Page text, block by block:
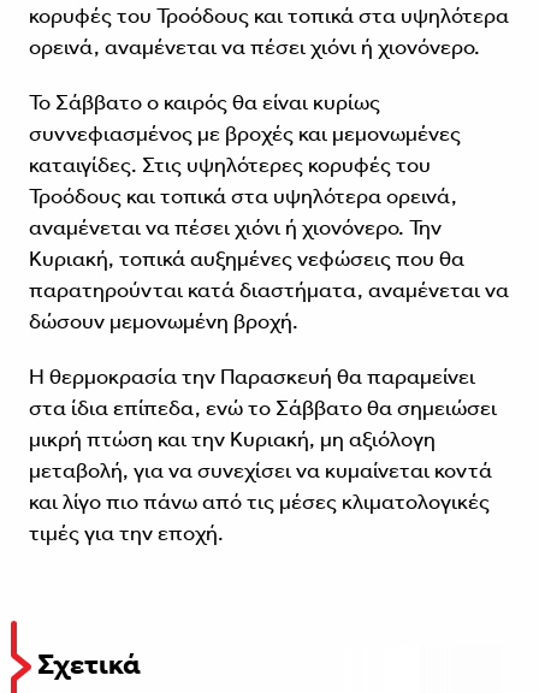
κορυφές του Τροόδους και τοπικά στα υψηλότερα
ορεινά, αναμένεται να πέσει χιόνι ή χιονόνερο.
Το Σάββατο ο καιρός θα είναι κυρίως
συννεφιασμένος με βροχές και μεμονωμένες
καταιγίδες. Στις υψηλότερες κορυφές του
Τροόδους και τοπικά στα υψηλότερα ορεινά,
αναμένεται να πέσει χιόνι ή χιονόνερο. Την
Κυριακή, τοπικά αυξημένες νεφώσεις που θα
παρατηρούνται κατά διαστήματα, αναμένεται να
δώσουν μεμονωμένη βροχή.
Η θερμοκρασία την Παρασκευή θα παραμείνει
στα ίδια επίπεδα, ενώ το Σάββατο θα σημειώσει
μικρή πτώση και την Κυριακή, μη αξιόλογη
μεταβολή, για να συνεχίσει να κυμαίνεται κοντά
και λίγο πιο πάνω από τις μέσες κλιματολογικές
τιμές για την εποχή.
Σχετικά